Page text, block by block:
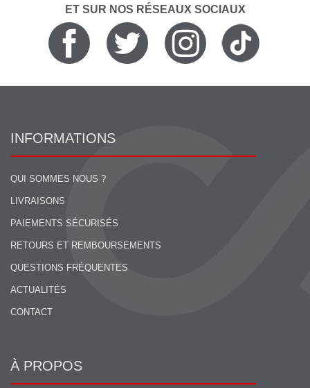
ET SUR NOS RÉSEAUX SOCIAUX
INFORMATIONS
QUI SOMMES NOUS ?
LIVRAISONS
PAIEMENTS SÉCURISÉS
RETOURS ET REMBOURSEMENTS
QUESTIONS FRÉQUENTES
ACTUALITÉS
CONTACT
À PROPOS